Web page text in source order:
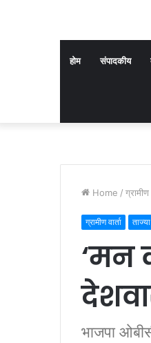
होम संपादकीय
Home / ग्रामीण
ग्रामीण वार्ता
‘मन
भाजपा